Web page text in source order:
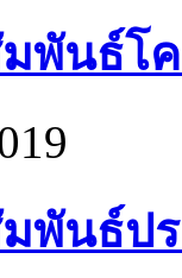
พันธ์โค
พันธ์ป